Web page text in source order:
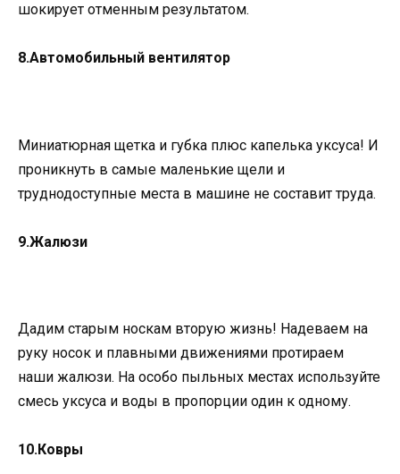
шокирует отменным результатом.
8.Автомобильный вентилятор
Миниатюрная щетка и губка плюс капелька уксуса! И
проникнуть в самые маленькие щели и
труднодоступные места в машине не составит труда.
9.Жалюзи
Дадим старым носкам вторую жизнь! Надеваем на
руку носок и плавными движениями протираем
наши жалюзи. На особо пыльных местах используйте
смесь уксуса и воды в пропорции один к одному.
10.Ковры